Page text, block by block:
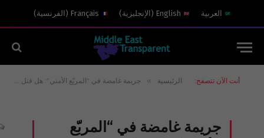
العربية English
( الإنجليزية)
Français
( الفرنسية)
أنت الآن تتصفح: الرئيسية » جريمة غامضة في “المربّع الأمني”: هل قتل غسان محمد دلال عائلته وانتحر؟
جريمة غامضة في “المربّع